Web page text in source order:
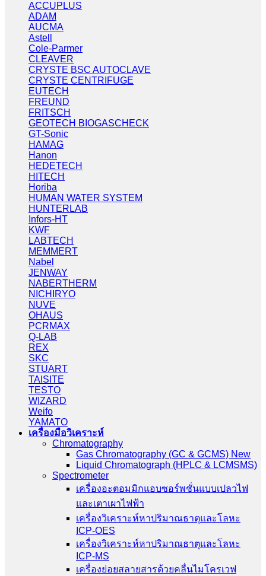
ACCUPLUS
ADAM
AUCMA
Astell
Cole-Parmer
CLEAVER
CRYSTE BSC AUTOCLAVE
CRYSTE CENTRIFUGE
EUTECH
FREUND
FRITSCH
GEOTECH BIOGASCHECK
GT-Sonic
HAMAG
Hanon
HEDETECH
HITECH
Horiba
HUMAN WATER SYSTEM
HUNTERLAB
Infors-HT
KWF
LABTECH
MEMMERT
Nabel
JENWAY
NABERTHERM
NICHIRYO
NUVE
OHAUS
PCRMAX
Q-LAB
REX
SKC
STUART
TAISITE
TESTO
WIZARD
Weifo
YAMATO
เครื่องมือวิเคราะห์
Chromatography
Gas Chromatography (GC & GCMS) New
Liquid Chromatograph (HPLC & LCMSMS)
Spectrometer
เครื่องอะตอมมิกแอบซอร์พชั่นแบบเปลวไฟ
และเตาเผาไฟฟ้า
เครื่องวิเคราะห์หาปริมาณธาตุและโลหะ
ICP-OES
เครื่องวิเคราะห์หาปริมาณธาตุและโลหะ
ICP-MS
เครื่องย่อยสลายสารด้วยคลื่นไมโครเวฟ